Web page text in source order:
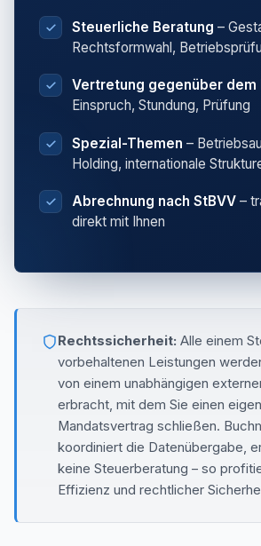
Steuerliche Beratung –
Rechtsformwahl,
Vertretung gegenüber dem
Einspruch, Stundung, Prüfung
Spezial-Themen –
Holding, internationale
Abrechnung nach StBVV –
direkt mit Ihnen
Rechtssicherheit: Alle einem
vorbehaltenen Leistungen
von einem unabhängigen
erbracht, mit dem Sie einen
Mandatsvertrag schließen.
koordiniert die Datenübergabe,
keine Steuerberatung – so
Effizienz und rechtlicher